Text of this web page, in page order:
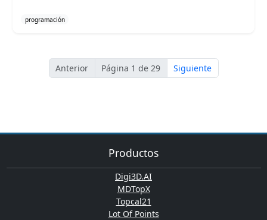
programación
Anterior Página 1 de 29 Siguiente
Productos
Digi3D.AI
MDTopX
Topcal21
Lot Of Points